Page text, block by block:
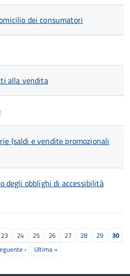
dei consumatori
alla vendita
(saldi e vendite promozionali
degli obblighi di accessibilità
Pagina
23 Pagina
24 Pagina
25 Pagina
26 Pagina
27 Pagina
28 Pagina
29
30
›
Ultima
Ultima »